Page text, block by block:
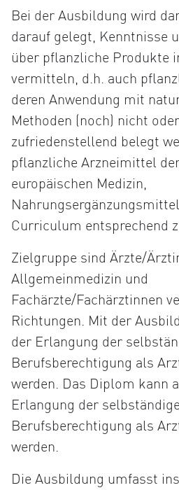
Bei der Ausbildung wird
darauf gelegt, Kenntnisse
über pflanzliche Produkte
vermitteln, d.h. auch
deren Anwendung mit
Methoden (noch) nicht
zufriedenstellend belegt
pflanzliche Arzneimittel
europäischen Medizin,
Curriculum entsprechend
Zielgruppe sind Ärzte/
Allgemeinmedizin und
Fachärzte/Fachärztinnen
Richtungen. Mit der
der Erlangung der
Berufsberechtigung als
werden. Das Diplom kann
Erlangung der
Berufsberechtigung als
werden.
Die Ausbildung umfasst